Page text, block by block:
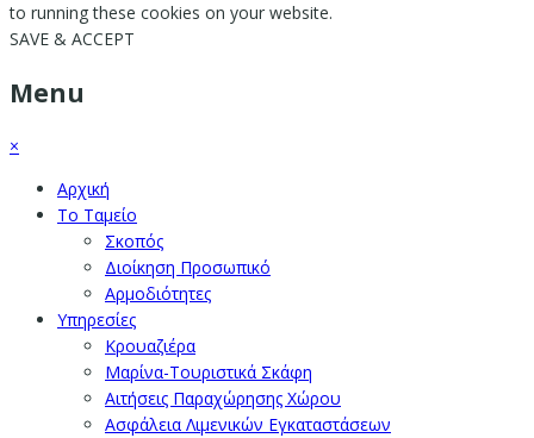
to running these cookies on your website.
SAVE & ACCEPT
Menu
×
Αρχική
Το Ταμείο
Σκοπός
Διοίκηση Προσωπικό
Αρμοδιότητες
Υπηρεσίες
Κρουαζιέρα
Μαρίνα-Τουριστικά Σκάφη
Αιτήσεις Παραχώρησης Χώρου
Ασφάλεια Λιμενικών Εγκαταστάσεων